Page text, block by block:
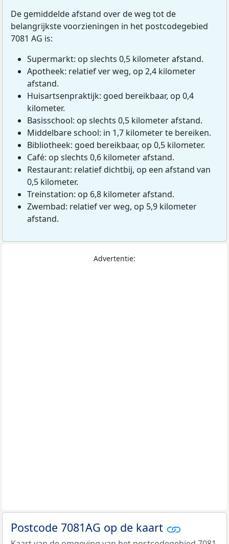
De gemiddelde afstand over de weg tot de
belangrijkste voorzieningen in het postcodegebied
7081 AG is:
Supermarkt: op slechts 0,5 kilometer afstand.
Apotheek: relatief ver weg, op 2,4 kilometer
afstand.
Huisartsenpraktijk: goed bereikbaar, op 0,4
kilometer.
Basisschool: op slechts 0,5 kilometer afstand.
Middelbare school: in 1,7 kilometer te bereiken.
Bibliotheek: goed bereikbaar, op 0,5 kilometer.
Café: op slechts 0,6 kilometer afstand.
Restaurant: relatief dichtbij, op een afstand van
0,5 kilometer.
Treinstation: op 6,8 kilometer afstand.
Zwembad: relatief ver weg, op 5,9 kilometer
afstand.
Advertentie:
Postcode 7081AG op de kaart